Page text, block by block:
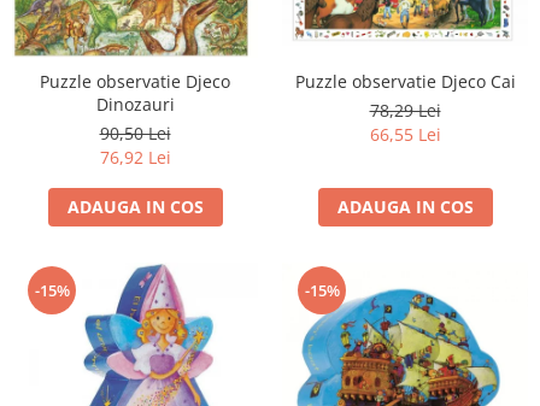
Puzzle observatie Djeco
Dinozauri
90,50 Lei
76,92 Lei
ADAUGA IN COS
Puzzle observatie Djeco Cai
78,29 Lei
66,55 Lei
ADAUGA IN COS
-15% -15%